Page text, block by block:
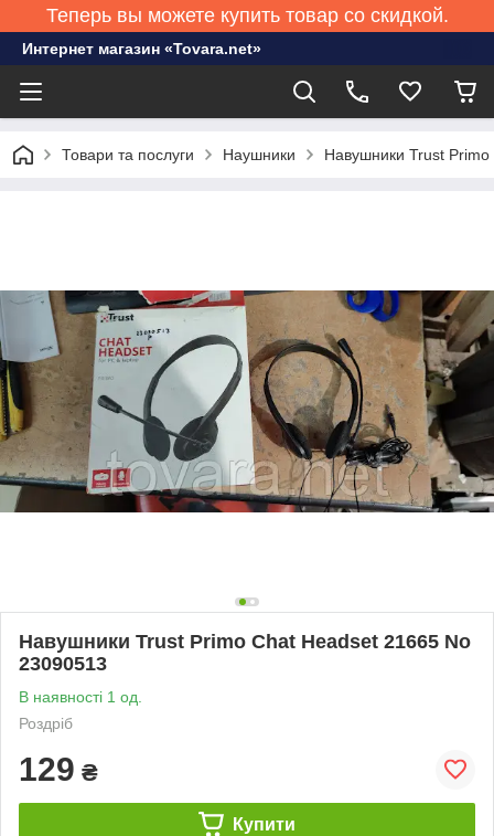
Теперь вы можете купить товар со скидкой.
Интернет магазин «Tovara.net»
Товари та послуги Наушники Навушники Trust
Навушники Trust Primo Chat Headset 21665 No
23090513
В наявності 1 од.
Роздріб
129 ₴
Купити